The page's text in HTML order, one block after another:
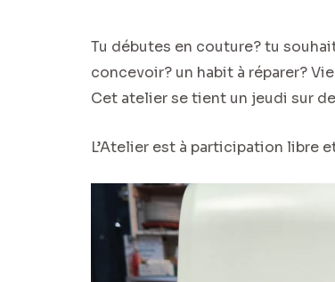
Tu débutes en couture? tu
concevoir? un habit à réparer?
Cet atelier se tient un jeudi sur
L’Atelier est à participation libre